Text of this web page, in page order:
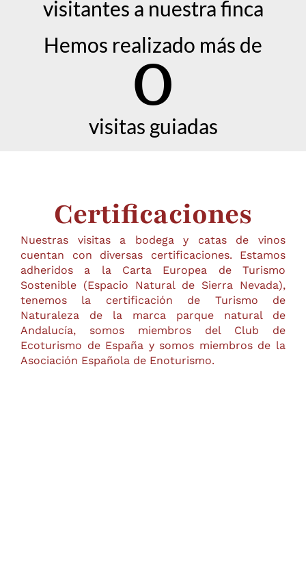
visitantes a nuestra finca
Hemos realizado más de
0
visitas guiadas
Certificaciones
Nuestras visitas a bodega y catas de vinos
cuentan con diversas certificaciones. Estamos
adheridos a la Carta Europea de Turismo
Sostenible (Espacio Natural de Sierra Nevada),
tenemos la certificación de Turismo de
Naturaleza de la marca parque natural de
Andalucía, somos miembros del Club de
Ecoturismo de España y somos miembros de la
Asociación Española de Enoturismo.